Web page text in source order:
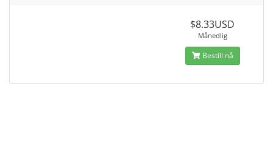
$8.33USD
Månedlig
Bestill nå